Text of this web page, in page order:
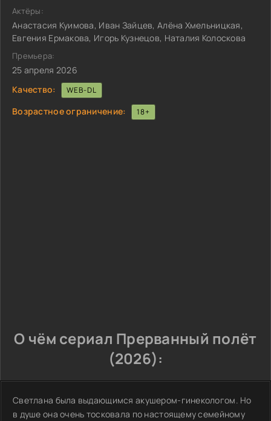
Актёры:
Анастасия Куимова, Иван Зайцев, Алёна Хмельницкая,
Евгения Ермакова, Игорь Кузнецов, Наталия Колоскова
Премьера:
25 апреля 2026
Качество:
WEB-DL
Возрастное ограничение: 18+
О чём сериал Прерванный полёт
(2026):
Светлана была выдающимся акушером-гинекологом. Но
в душе она очень тосковала по настоящему семейному